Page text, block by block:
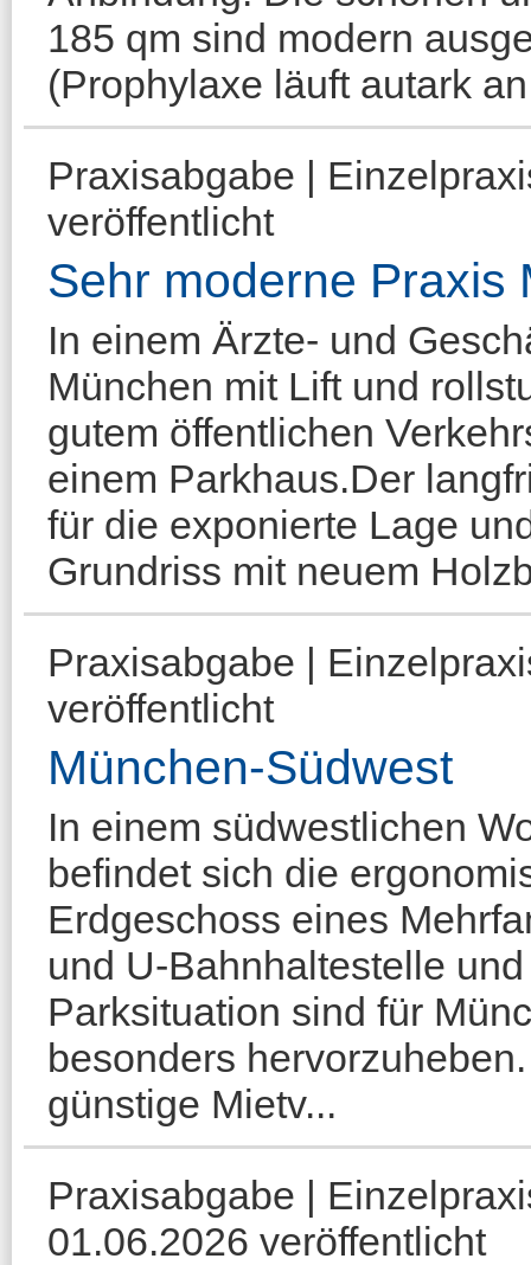
185 qm sind modern
(Prophylaxe läuft autark
Praxisabgabe |
veröffentlicht
Sehr moderne Praxis
In einem Ärzte- und
München mit Lift und
gutem öffentlichen
einem Parkhaus.Der
für die exponierte Lage
Grundriss mit neuem
Praxisabgabe |
veröffentlicht
München-Südwest
In einem südwestlichen
befindet sich die
Erdgeschoss eines
und U-Bahnhaltestelle
Parksituation sind für
besonders
günstige Mietv...
Praxisabgabe |
01.06.2026 veröffentlicht